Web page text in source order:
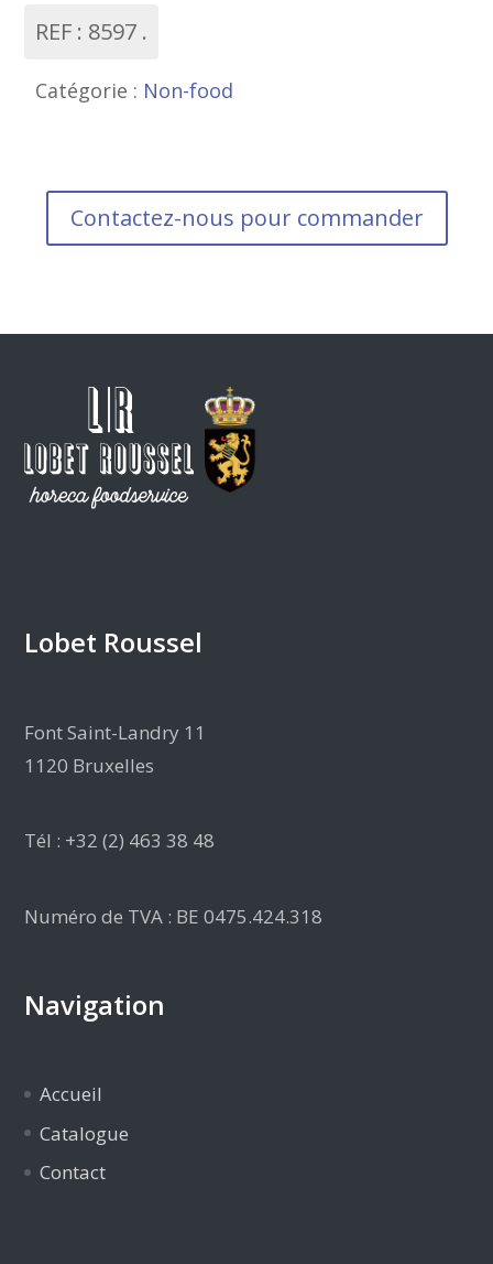
REF : 8597
Catégorie : Non-food
Contactez-nous pour commander
Lobet Roussel
Font Saint-Landry 11
1120 Bruxelles
Tél : +32 (2) 463 38 48
Numéro de TVA : BE 0475.424.318
Navigation
Accueil
Catalogue
Contact